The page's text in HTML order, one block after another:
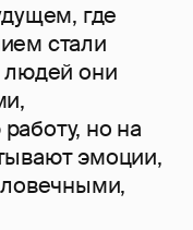
где
стали
людей они
но на
эмоции,